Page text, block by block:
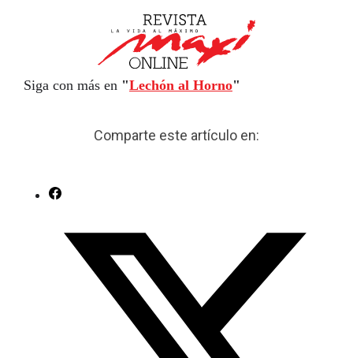
Siga con más en "Lechón al Horno"
Comparte este artículo en: